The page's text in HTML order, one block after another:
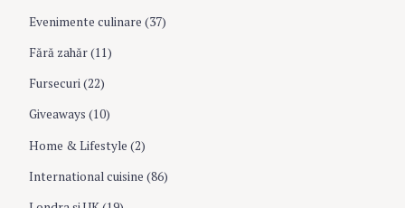
Evenimente culinare (37)
Fără zahăr(11)
Fursecuri(22)
Giveaways (10)
Home & Lifestyle (2)
International cuisine (86)